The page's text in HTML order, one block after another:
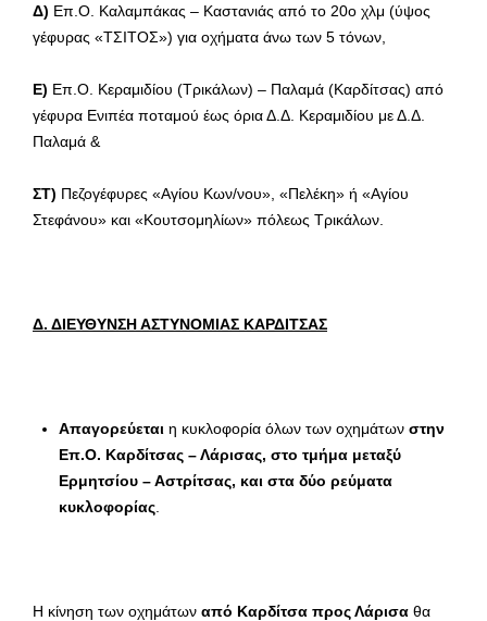
Δ) Επ.Ο. Καλαμπάκας – Καστανιάς από το 20ο χλμ (ύψος
γέφυρας «ΤΣΙΤΟΣ») για οχήματα άνω των 5 τόνων,
Ε) Επ.Ο. Κεραμιδίου (Τρικάλων) – Παλαμά (Καρδίτσας) από
γέφυρα Ενιπέα ποταμού έως όρια Δ.Δ. Κεραμιδίου με Δ.Δ.
Παλαμά &
ΣΤ) Πεζογέφυρες «Αγίου Κων/νου», «Πελέκη» ή «Αγίου
Στεφάνου» και «Κουτσομηλίων» πόλεως Τρικάλων.
Δ. ΔΙΕΥΘΥΝΣΗ ΑΣΤΥΝΟΜΙΑΣ ΚΑΡΔΙΤΣΑΣ
Απαγορεύεται η κυκλοφορία όλων των οχημάτων στην
Επ.Ο. Καρδίτσας – Λάρισας, στο τμήμα μεταξύ
Ερμητσίου – Αστρίτσας, και στα δύο ρεύματα
κυκλοφορίας
Η κίνηση των οχημάτων από Καρδίτσα προς Λάρισα θα